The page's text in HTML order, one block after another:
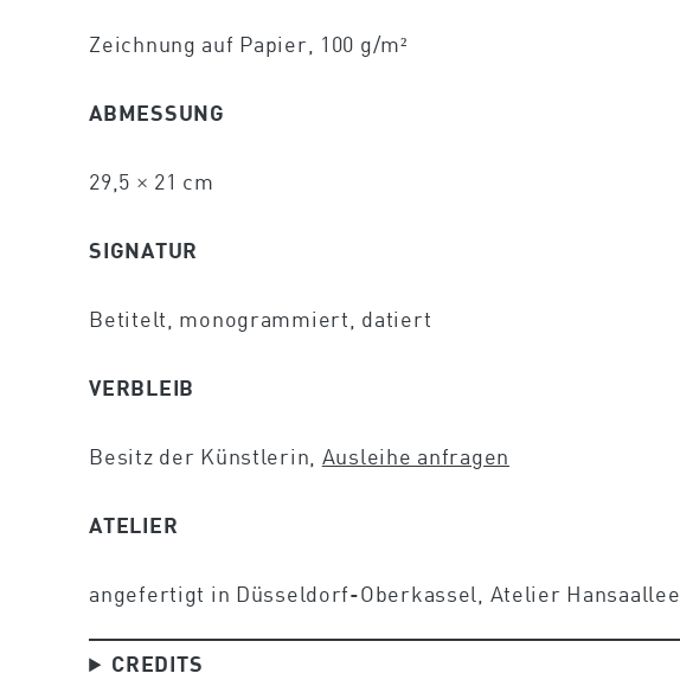
Zeichnung auf Papier, 100 g/m²
ABMESSUNG
29,5 × 21 cm
SIGNATUR
Betitelt, monogrammiert, datiert
VERBLEIB
Besitz der Künstlerin, Ausleihe anfragen
ATELIER
angefertigt in Düsseldorf-Oberkassel, Atelier Hansaallee
CREDITS